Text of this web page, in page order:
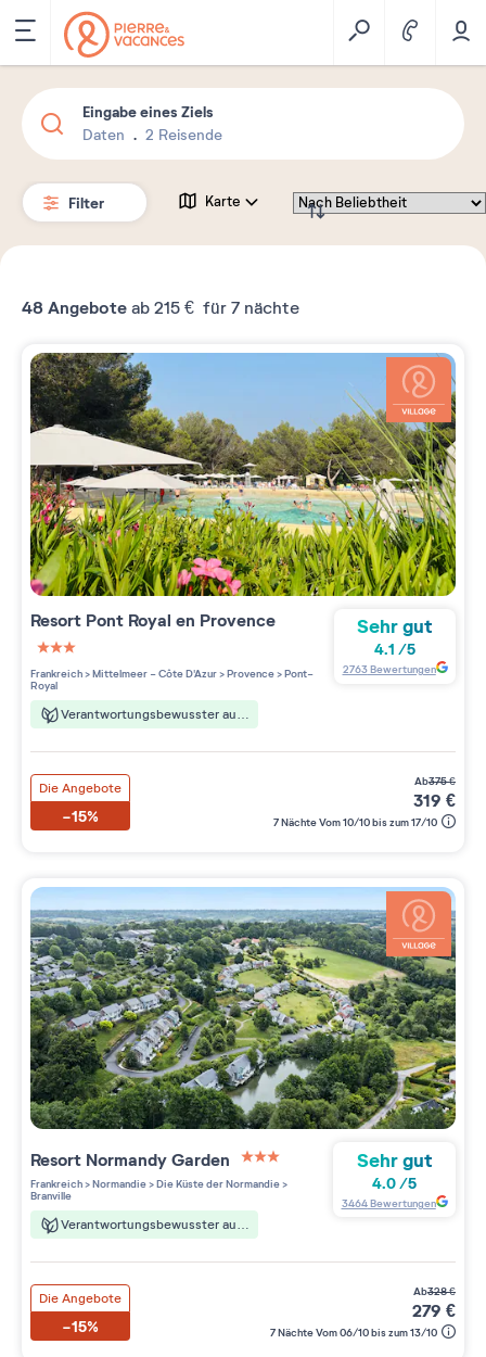
Eingabe eines Ziels
Daten 2 Reisende
Filter Karte
48 Angebote ab 215 € für 7 nächte
Resort Pont Royal en Provence
3 étoiles sur 5
Frankreich>Mittelmeer - Côte D'Azur>Provence>Pont-
Royal
Verantwortungsbewusster aufenthalt
Sehr gut
4.1 /5
2763Bewertungen
Die Angebote
-15%
ab375€
319 €
7 Nächte Vom 10/10 bis zum 17/10
Resort Normandy Garden
3 étoiles sur 5
Frankreich>Normandie>Die Küste der Normandie>
Branville
Sehr gut
4.0/5
3464Bewertungen
Die Angebote
-15%
ab328€
279 €
7 Nächte Vom 06/10 bis zum 13/10